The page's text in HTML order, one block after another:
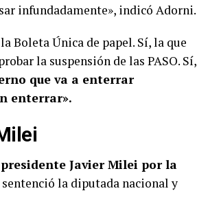
infundadamente», indicó Adorni.
Boleta Única de papel. Sí, la que
la suspensión de las PASO. Sí,
que va a enterrar
enterrar».
Javier Milei por la
sentenció la diputada nacional y